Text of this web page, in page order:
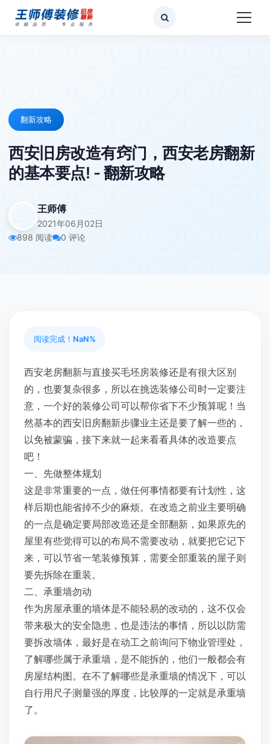
翻新攻略
西安旧房改造有窍门，西安老房翻新
的基本要点! - 翻新攻略
王师傅
2021年06月02日
898 阅读
0 评论
阅读完成！ NaN%
西安老房翻新与直接买毛坯房装修还是有很大区别
的，也要复杂很多，所以在挑选装修公司时一定要注
意，一个好的装修公司可以帮你省下不少预算呢！当
然基本的西安旧房翻新步骤业主还是要了解一些的，
以免被蒙骗，接下来就一起来看看具体的改造要点
吧！
一、先做整体规划
这是非常重要的一点，做任何事情都要有计划性，这
样后期也能省掉不少的麻烦。在改造之前业主要明确
的一点是确定要局部改造还是全部翻新，如果原先的
屋里有些觉得可以的布局不需要改动，就要把它记下
来，可以节省一笔装修预算，需要全部重装的屋子则
要先拆除在重装。
二、承重墙勿动
作为房屋承重的墙体是不能轻易的改动的，这不仅会
带来极大的安全隐患，也是违法的事情，所以以防需
要拆改墙体，最好是在动工之前询问下物业管理处，
了解哪些属于承重墙，是不能拆的，他们一般都会有
房屋结构图。在不了解哪些是承重墙的情况下，可以
自行用尺子测量强的厚度，比较厚的一定就是承重墙
了。